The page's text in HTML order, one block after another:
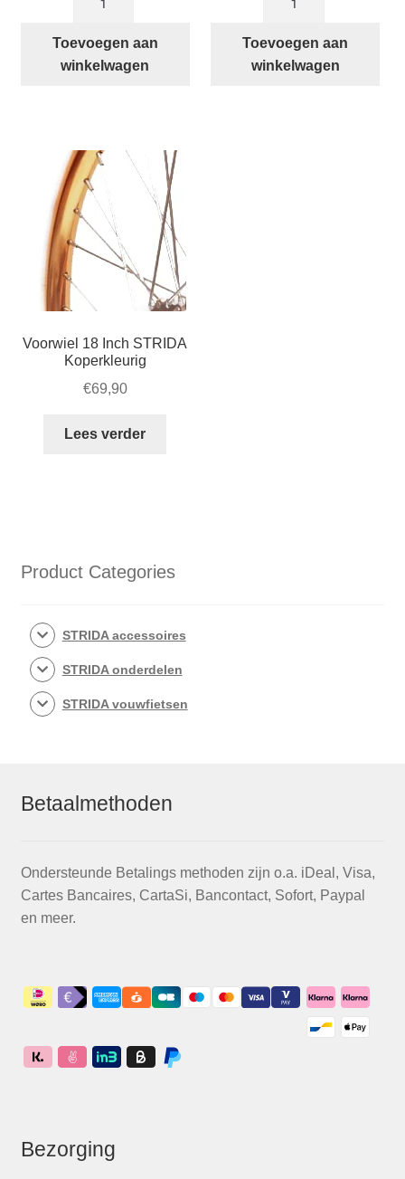
Inch
STRIDA
Toevoegen aan
winkelwagen
Inch
STRIDA
Toevoegen aan
winkelwagen
Voorwiel 18 Inch STRIDA
Koperkleurig
€69,90
Lees verder
Product Categories
STRIDA accessoires
STRIDA onderdelen
STRIDA vouwfietsen
Betaalmethoden
Ondersteunde Betalings methoden zijn o.a. iDeal, Visa,
Cartes Bancaires, CartaSi, Bancontact, Sofort, Paypal
en meer.
Bezorging